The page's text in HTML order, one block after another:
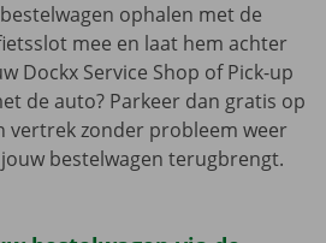
ophalen met de
mee en laat hem achter
Dockx Service Shop of Pick-up
de auto? Parkeer dan gratis op
vertrek zonder probleem weer
bestelwagen terugbrengt.